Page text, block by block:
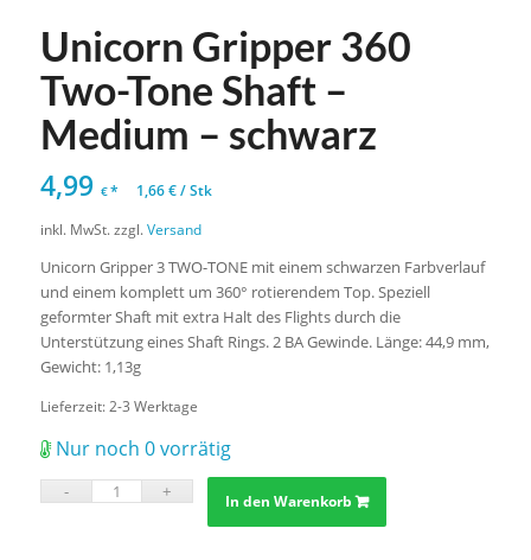
Unicorn Gripper 360
Two-Tone Shaft –
Medium – schwarz
4,99 €* 1,66€/Stk
inkl. MwSt. zzgl.Versand
Unicorn Gripper 3 TWO-TONE mit einem schwarzen Farbverlauf
und einem komplett um 360° rotierendem Top. Speziell
geformter Shaft mit extra Halt des Flights durch die
Unterstützung eines Shaft Rings. 2 BA Gewinde. Länge: 44,9 mm,
Gewicht: 1,13g
Lieferzeit: 2-3 Werktage
Nur noch 0 vorrätig
In den Warenkorb